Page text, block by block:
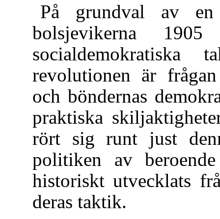
På grundval av en
bolsjevikerna
revolutionen är
och böndernas
praktiska
rört sig runt just
politiken av
historiskt utvecklats
deras taktik.